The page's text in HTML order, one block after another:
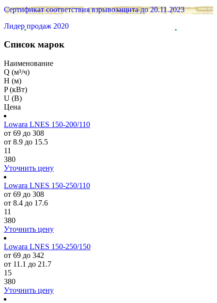
Сертификат соответствия взрывозащита до 20.11.2023
Лидер продаж 2020
Список марок
Наименование
Q (м³/ч)
H (м)
P (кВт)
U (В)
Цена
Lowara LNES 150-200/110
от 69 до 308
от 8.9 до 15.5
11
380
Уточнить цену
Lowara LNES 150-250/110
от 69 до 308
от 8.4 до 17.6
11
380
Уточнить цену
Lowara LNES 150-250/150
от 69 до 342
от 11.1 до 21.7
15
380
Уточнить цену